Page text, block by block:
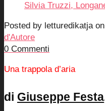
Silvia Truzzi,
Posted by letturedikatjaon
d'Autore
0 Commenti
Una trappola d’aria
di Giuseppe Festa